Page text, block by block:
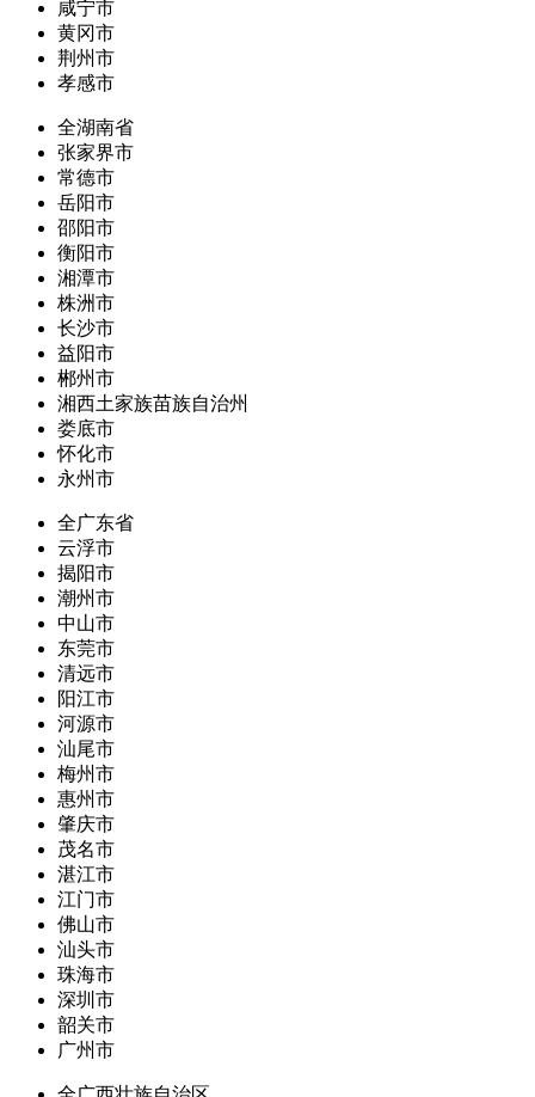
咸宁市
黄冈市
荆州市
孝感市
全湖南省
张家界市
常德市
岳阳市
邵阳市
衡阳市
湘潭市
株洲市
长沙市
益阳市
郴州市
湘西土家族苗族自治州
娄底市
怀化市
永州市
全广东省
云浮市
揭阳市
潮州市
中山市
东莞市
清远市
阳江市
河源市
汕尾市
梅州市
惠州市
肇庆市
茂名市
湛江市
江门市
佛山市
汕头市
珠海市
深圳市
韶关市
广州市